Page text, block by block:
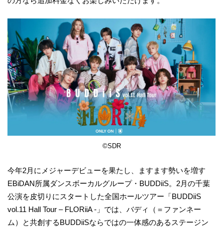
©SDR
今年2月にメジャーデビューを果たし、ますます勢いを増す
EBiDAN所属ダンスボーカルグループ・BUDDiiS。2月の千葉
公演を皮切りにスタートした全国ホールツアー「BUDDiiS
vol.11 Hall Tour – FLORiiA -」では、バディ（＝ファンネー
ム）と共創するBUDDiiSならではの一体感のあるステージン